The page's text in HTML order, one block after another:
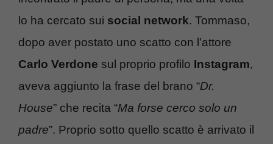
lo ha cercato sui social network. Tommaso,
dopo aver postato uno scatto con l’attore
Carlo Verdone sul proprio profilo Instagram,
aveva aggiunto la frase del brano “Dr.
House” che recita “Ma forse cerco solo un
padre”. Proprio sotto quello scatto è arrivato il